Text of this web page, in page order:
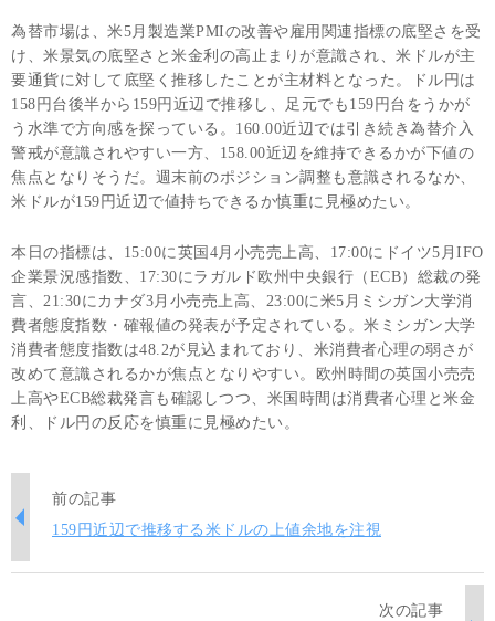
為替市場は、米5月製造業PMIの改善や雇用関連指標の底堅さを受
け、米景気の底堅さと米金利の高止まりが意識され、米ドルが主
要通貨に対して底堅く推移したことが主材料となった。ドル円は
158円台後半から159円近辺で推移し、足元でも159円台をうかが
う水準で方向感を探っている。160.00近辺では引き続き為替介入
警戒が意識されやすい一方、158.00近辺を維持できるかが下値の
焦点となりそうだ。週末前のポジション調整も意識されるなか、
米ドルが159円近辺で値持ちできるか慎重に見極めたい。
本日の指標は、15:00に英国4月小売売上高、17:00にドイツ5月IFO
企業景況感指数、17:30にラガルド欧州中央銀行（ECB）総裁の発
言、21:30にカナダ3月小売売上高、23:00に米5月ミシガン大学消
費者態度指数・確報値の発表が予定されている。米ミシガン大学
消費者態度指数は48.2が見込まれており、米消費者心理の弱さが
改めて意識されるかが焦点となりやすい。欧州時間の英国小売売
上高やECB総裁発言も確認しつつ、米国時間は消費者心理と米金
利、ドル円の反応を慎重に見極めたい。
前の記事
159円近辺で推移する米ドルの上値余地を注視
次の記事